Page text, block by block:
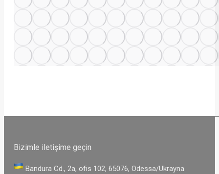
Bizimle iletişime geçin
Bandura Cd., 2a, ofis 102, 65076, Odessa/Ukrayna